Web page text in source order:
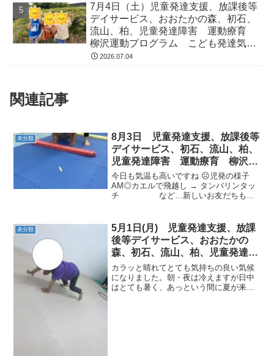
7月4日（土）児童発達支援、放課後等
デイサービス、おおたかの森、初石、
流山、柏、児童発達障害 運動療育
柳沢運動プログラム こども発達気に
なる 発達障害 放デイ 自閉症
2026.07.04
関連記事
未分類
8月3日 児童発達支援、放課後等
デイサービス、初石、流山、柏、
児童発達障害 運動療育 柳沢運
動プログラム こどもプ発達気に
なる 発達障害 放デイ 自閉
症 学習障害 LD ADHD アスペ
今日も気温も高いですね ☹児発の様子
AM◎カエルで飛越し → タンバリンタッ
チ など…新しいお友だちもが
プ など…今週もがんばって
くれました ＼...
未分類
5月1日(月) 児童発達支援、放課
後等デイサービス、おおたかの
森、初石、流山、柏、児童発達障
害 運動療育 柳沢運動プログラ
ム こども発達気になる 発達障
害 放デイ 自閉症 ADHD ア
カラッと晴れてとても気持ちの良い気候
になりました。朝・夜は冷えますが日中
はとても暑く、あっという間に夏が来そ